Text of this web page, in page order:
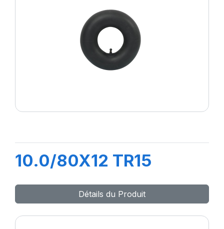
10.0/80X12 TR15
Détails du Produit